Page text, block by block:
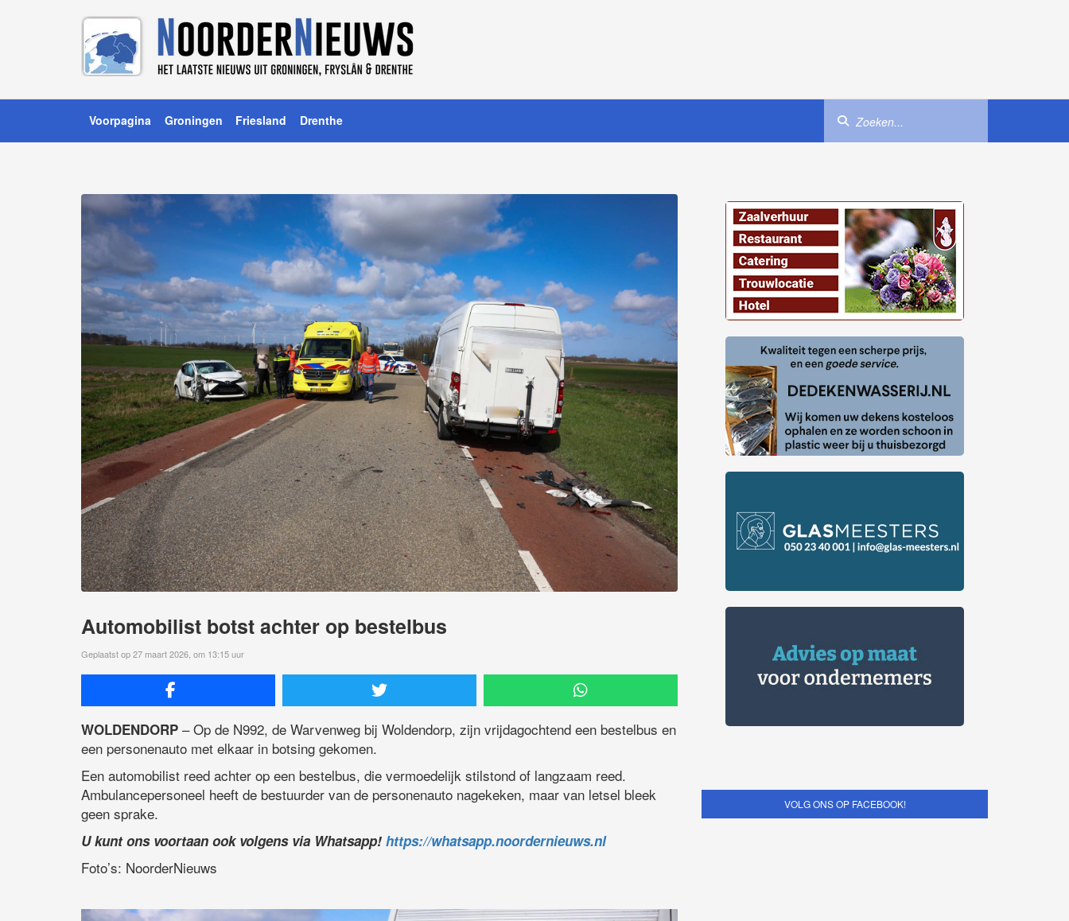
Voorpagina Groningen Friesland Drenthe
Automobilist botst achter op bestelbus
Geplaatst op 27 maart 2026, om 13:15 uur
WOLDENDORP – Op de N992, de Warvenweg bij Woldendorp, zijn vrijdagochtend een bestelbus en
een personenauto met elkaar in botsing gekomen.
Een automobilist reed achter op een bestelbus, die vermoedelijk stilstond of langzaam reed.
Ambulancepersoneel heeft de bestuurder van de personenauto nagekeken, maar van letsel bleek
geen sprake.
U kunt ons voortaan ook volgens via Whatsapp! https://whatsapp.noordernieuws.nl
Foto’s: NoorderNieuws
VOLG ONS OP FACEBOOK!